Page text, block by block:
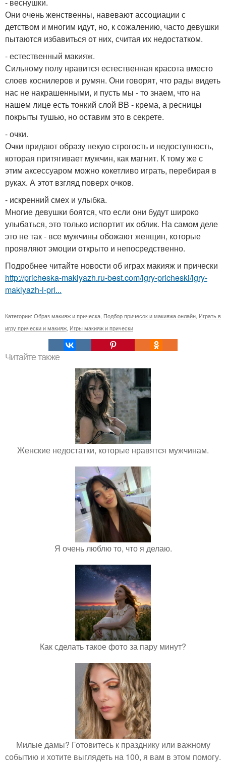
Они очень женственны, навевают ассоциации с
детством и многим идут, но, к сожалению, часто девушки
пытаются избавиться от них, считая их недостатком.
- естественный макияж.
Сильному полу нравится естественная красота вместо
слоев коснилеров и румян. Они говорят, что рады видеть
нас не накрашенными, и пусть мы - то знаем, что на
нашем лице есть тонкий слой BB - крема, а ресницы
покрыты тушью, но оставим это в секрете.
- очки.
Очки придают образу некую строгость и недоступность,
которая притягивает мужчин, как магнит. К тому же с
этим аксессуаром можно кокетливо играть, перебирая в
руках. А этот взгляд поверх очков.
- искренний смех и улыбка.
Многие девушки боятся, что если они будут широко
улыбаться, это только испортит их облик. На самом деле
это не так - все мужчины обожают женщин, которые
проявляют эмоции открыто и непосредственно.
Подробнее читайте новости об играх макияж и прически
http://pricheska-makiyazh.ru-best.com/igry-pricheski/igry-
makiyazh-i-pri...
Категории: Образ макияж и прическа Подбор причесок и макияжа онлайн Играть в
игру прически и макияж Игры макияж и прически
Читайте также
Женские недостатки, которые нравятся мужчинам.
Я очень люблю то, что я делаю.
Как сделать такое фото за пару минут?
Милые дамы? Готовитесь к празднику или важному
событию и хотите выглядеть на 100, я вам в этом помогу.